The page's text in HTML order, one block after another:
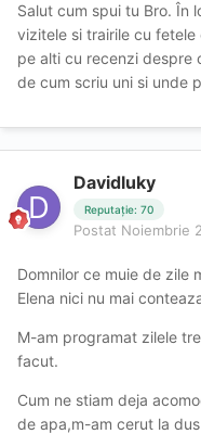
Salut cum spui tu Bro. În
vizitele si trairile cu
pe alti cu recenzi despre
de cum scriu uni si unde
Davidluky
Reputație: 70
Postat Noiembrie
Domnilor ce muie de zile
Elena nici nu mai
M-am programat zilele
facut.
Cum ne stiam deja
de apa,m-am cerut la